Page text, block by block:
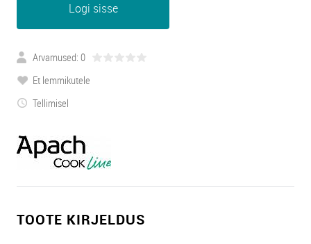
Logi sisse
Arvamused: 0
Et lemmikutele
Tellimisel
TOOTE KIRJELDUS